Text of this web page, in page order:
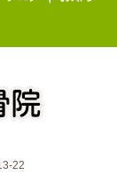
22